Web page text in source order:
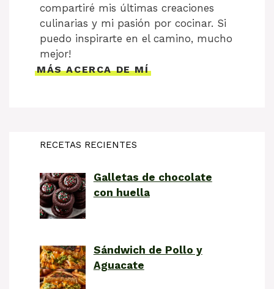
compartiré mis últimas creaciones
culinarias y mi pasión por cocinar. Si
puedo inspirarte en el camino, mucho
mejor!
MÁS ACERCA DE MÍ
RECETAS RECIENTES
Galletas de chocolate
con huella
Sándwich de Pollo y
Aguacate